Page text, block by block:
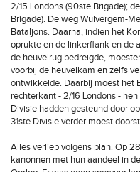
2/15 Londons (90ste Brigade);
Brigade). De weg Wulvergem-
Bataljons. Daarna, indien het
oprukte en de linkerflank en de
de heuvelrug bedreigde,
voorbij de heuvelkam en zelfs
ontwikkelde. Daarbij moest het
rechterkant - 2/16 Londons -
Divisie hadden gesteund door
31ste Divisie verder moest
Alles verliep volgens plan. Op
kanonnen met hun aandeel in